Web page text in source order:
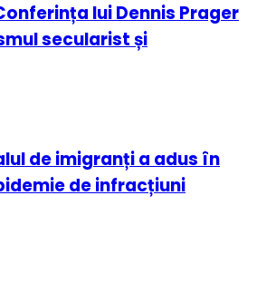
lui Dennis Prager
secularist și
de imigranți a adus în
de infracțiuni